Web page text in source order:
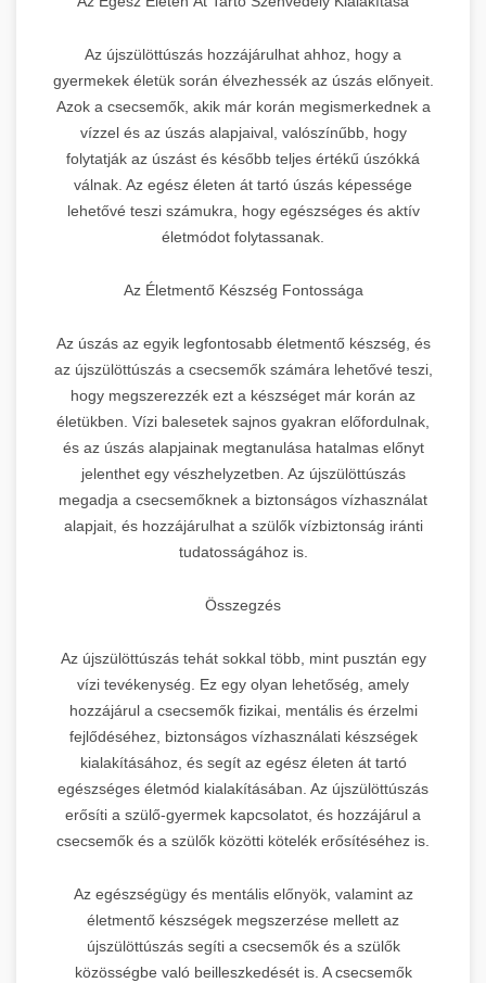
Az újszülöttúszás hozzájárulhat ahhoz, hogy a
gyermekek életük során élvezhessék az úszás előnyeit.
Azok a csecsemők, akik már korán megismerkednek a
vízzel és az úszás alapjaival, valószínűbb, hogy
folytatják az úszást és később teljes értékű úszókká
válnak. Az egész életen át tartó úszás képessége
lehetővé teszi számukra, hogy egészséges és aktív
életmódot folytassanak.
Az Életmentő Készség Fontossága
Az úszás az egyik legfontosabb életmentő készség, és
az újszülöttúszás a csecsemők számára lehetővé teszi,
hogy megszerezzék ezt a készséget már korán az
életükben. Vízi balesetek sajnos gyakran előfordulnak,
és az úszás alapjainak megtanulása hatalmas előnyt
jelenthet egy vészhelyzetben. Az újszülöttúszás
megadja a csecsemőknek a biztonságos vízhasználat
alapjait, és hozzájárulhat a szülők vízbiztonság iránti
tudatosságához is.
Összegzés
Az újszülöttúszás tehát sokkal több, mint pusztán egy
vízi tevékenység. Ez egy olyan lehetőség, amely
hozzájárul a csecsemők fizikai, mentális és érzelmi
fejlődéséhez, biztonságos vízhasználati készségek
kialakításához, és segít az egész életen át tartó
egészséges életmód kialakításában. Az újszülöttúszás
erősíti a szülő-gyermek kapcsolatot, és hozzájárul a
csecsemők és a szülők közötti kötelék erősítéséhez is.
Az egészségügy és mentális előnyök, valamint az
életmentő készségek megszerzése mellett az
újszülöttúszás segíti a csecsemők és a szülők
közösségbe való beilleszkedését is. A csecsemők